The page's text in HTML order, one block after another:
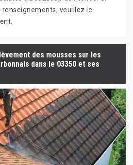
veuillez le
des mousses sur les
dans le 03350 et ses